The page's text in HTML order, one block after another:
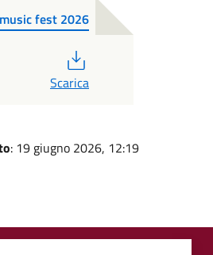
fest 2026
Scarica
: 19 giugno 2026, 12:19